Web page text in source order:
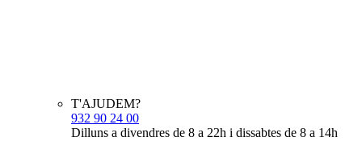
T'AJUDEM?
932 90 24 00
Dilluns a divendres de 8 a 22h i dissabtes de 8 a 14h